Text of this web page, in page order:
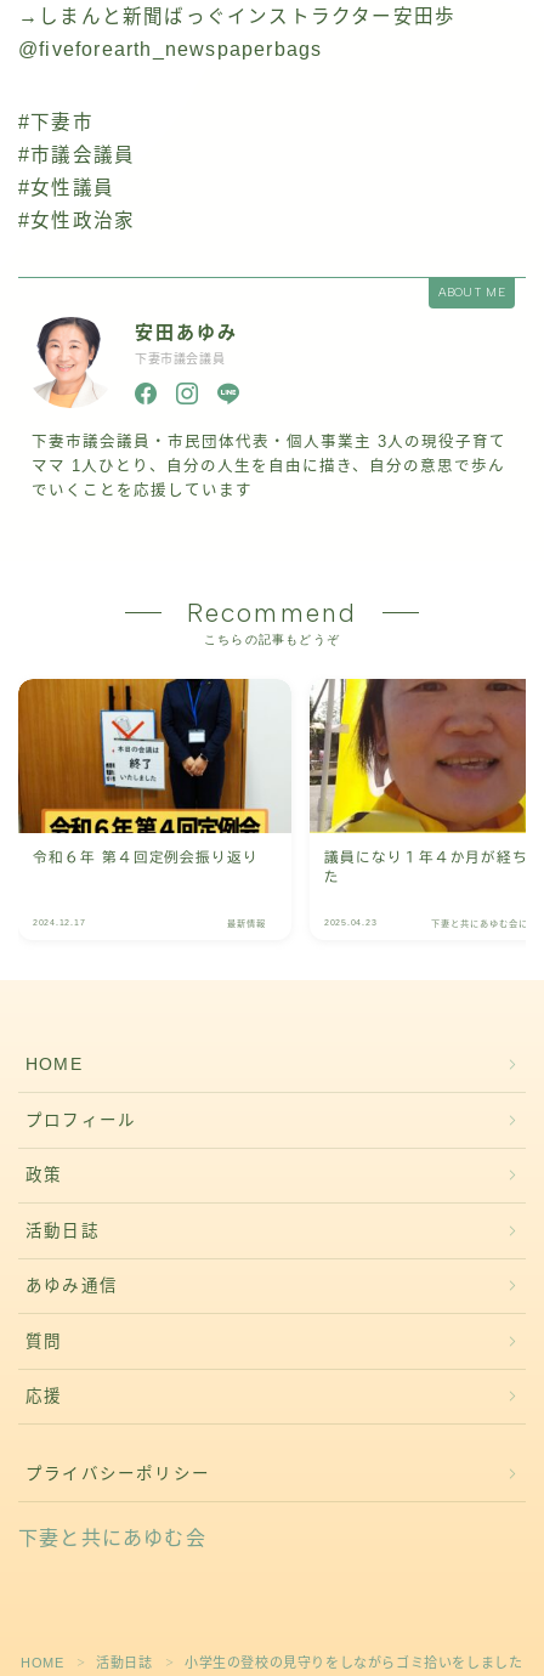
→しまんと新聞ばっぐインストラクター安田歩
@fiveforearth_newspaperbags
#下妻市
#市議会議員
#女性議員
#女性政治家
ABOUT ME
安田あゆみ
下妻市議会議員
下妻市議会議員・市民団体代表・個人事業主 3人の現役子育て
ママ 1人ひとり、自分の人生を自由に描き、自分の意思で歩ん
でいくことを応援しています
Recommend
こちらの記事もどうぞ
令和６年 第４回定例会振り返り
2024.12.17 最新情報
議員になり１年４か月が経ち
た
2025.04.23 下妻と共にあゆむ会につ
HOME
プロフィール
政策
活動日誌
あゆみ通信
質問
応援
プライバシーポリシー
下妻と共にあゆむ会
HOME ＞ 活動日誌 ＞ 小学生の登校の見守りをしながらゴミ拾いをしました